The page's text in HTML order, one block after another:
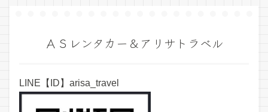
ＡＳレンタカー＆アリサトラベル
LINE【ID】arisa_travel